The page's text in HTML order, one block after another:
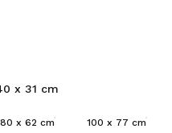
x 31 cm
80 x 62 cm 100 x 77 cm